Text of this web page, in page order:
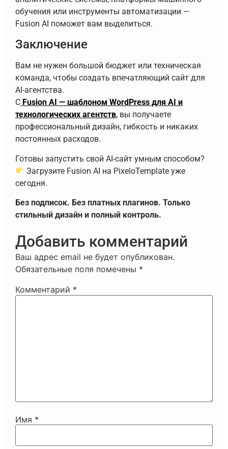
обучения или инструменты автоматизации —
Fusion AI поможет вам выделиться.
Заключение
Вам не нужен большой бюджет или техническая
команда, чтобы создать впечатляющий сайт для
AI-агентства.
С Fusion AI — шаблоном WordPress для AI и
технологических агентств, вы получаете
профессиональный дизайн, гибкость и никаких
постоянных расходов.
Готовы запустить свой AI-сайт умным способом?
Загрузите Fusion AI на PixeloTemplate уже
сегодня.
Без подписок. Без платных плагинов. Только
стильный дизайн и полный контроль.
Добавить комментарий
Ваш адрес email не будет опубликован.
Обязательные поля помечены *
Комментарий *
Имя *